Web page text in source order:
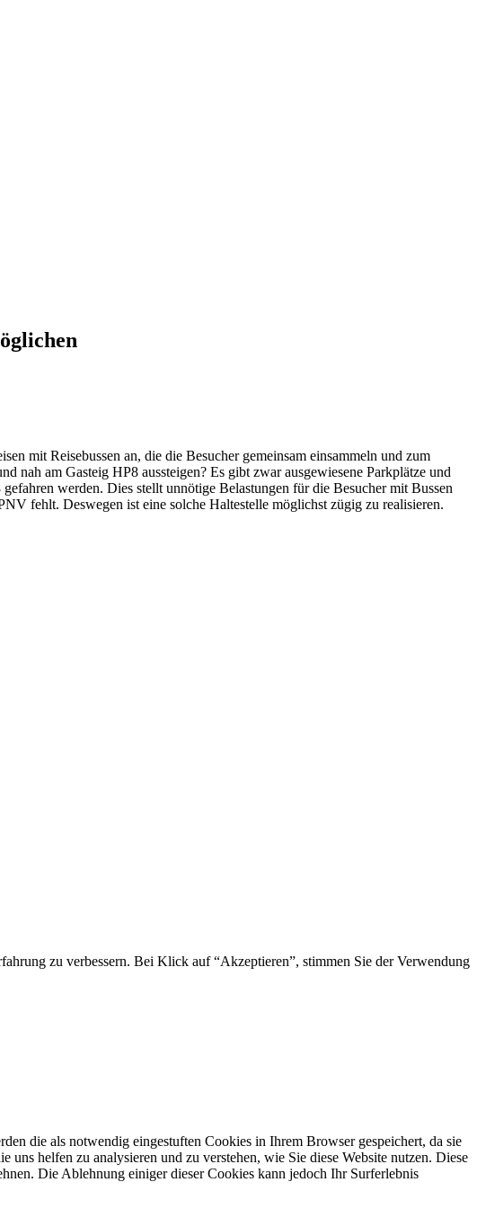
mit Reisebussen an, die die Besucher gemeinsam einsammeln und zum
nah am Gasteig HP8 aussteigen? Es gibt zwar ausgewiesene Parkplätze und
werden. Dies stellt unnötige Belastungen für die Besucher mit Bussen
fehlt. Deswegen ist eine solche Haltestelle möglichst zügig zu realisieren.
zu verbessern. Bei Klick auf “Akzeptieren”, stimmen Sie der Verwendung
die als notwendig eingestuften Cookies in Ihrem Browser gespeichert, da sie
helfen zu analysieren und zu verstehen, wie Sie diese Website nutzen. Diese
Die Ablehnung einiger dieser Cookies kann jedoch Ihr Surferlebnis